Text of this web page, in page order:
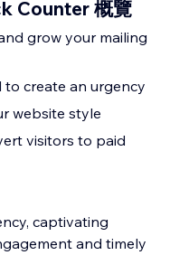
Counter 概覽
grow your mailing
to create an urgency
website style
visitors to paid
captivating
and timely